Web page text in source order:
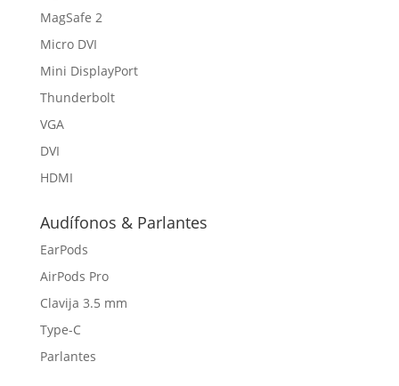
MagSafe 2
Micro DVI
Mini DisplayPort
Thunderbolt
VGA
DVI
HDMI
Audífonos & Parlantes
EarPods
AirPods Pro
Clavija 3.5 mm
Type-C
Parlantes